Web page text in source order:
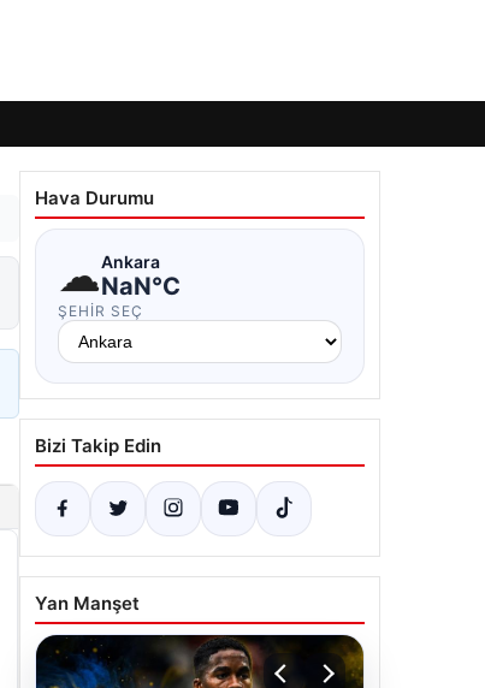
Hava Durumu
☁Ankara
NaN°C
ŞEHIR SEÇ
Bizi Takip Edin
Yan Manşet